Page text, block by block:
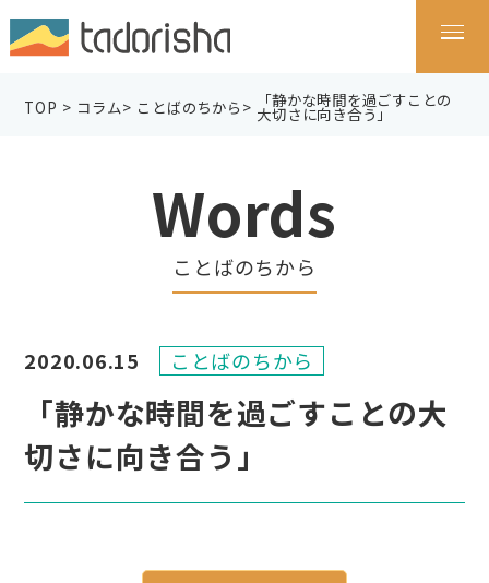
TOP > コラム> ことばのちから > 「静かな時間を過ごすことの
大切さに向き合う」
Words
ことばのちから
「静かな時間を過ごすことの大
切さに向き合う」
2020.06.15 ことばのちから